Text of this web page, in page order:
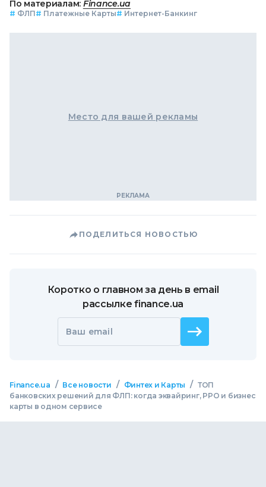
По материалам: Finance.ua
# ФЛП# Платежные Карты# Интернет-Банкинг
Место для вашей рекламы
ПОДЕЛИТЬСЯ НОВОСТЬЮ
Коротко о главном за день в email
рассылке finance.ua
Ваш email
Finance.ua / Все новости / Финтех и Карты / ТОП
банковских решений для ФЛП: когда эквайринг, РРО и бизнес
карты в одном сервисе